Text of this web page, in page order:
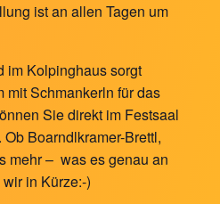
ist an allen Tagen um
im Kolpinghaus sorgt
mit Schmankerln für das
Sie direkt im Festsaal
Boarndlkramer-Brettl,
mehr – was es genau an
in Kürze:-)